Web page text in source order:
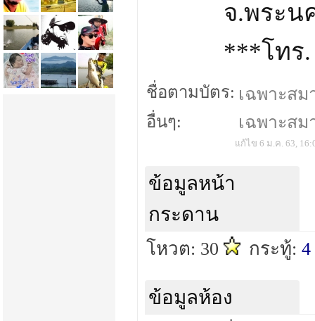
จ.พระน
***โทร.
ชื่อตามบัตร: เฉพาะส
อื่นๆ: เฉพาะส
แก้ไข 6 ม.ค. 63,
ข้อมูลหน้า
กระดาน
โหวต: 30 กระทู้:4
ข้อมูลห้อง